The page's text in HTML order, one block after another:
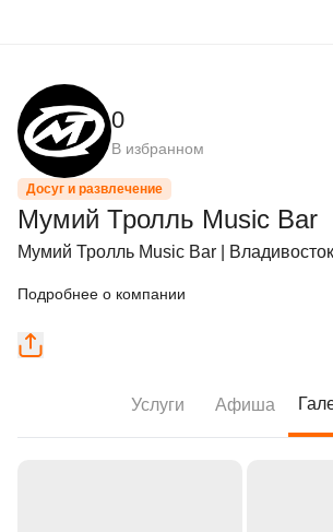
0
В избранном
Досуг и развлечение
Мумий Тролль Music Bar
Мумий Тролль Music Bar | Владивосток
Подробнее о компании
Услуги Афиша